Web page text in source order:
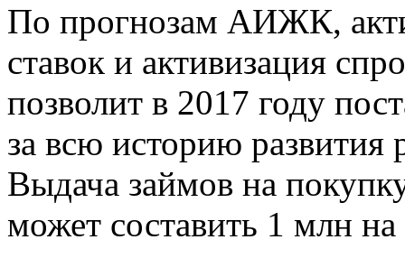
По прогнозам АИЖК,
ставок и активизация
позволит в 2017 году
за всю историю развития
Выдача займов на
может составить 1 млн